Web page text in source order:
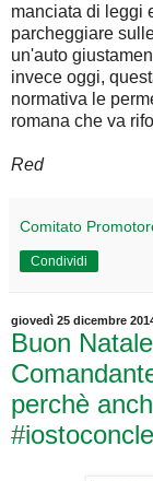
manciata di leggi
parcheggiare
un'auto
invece oggi,
normativa le
romana che va
Red
Comitato
Condividi
giovedì 25 dicembre
Buon
perchè